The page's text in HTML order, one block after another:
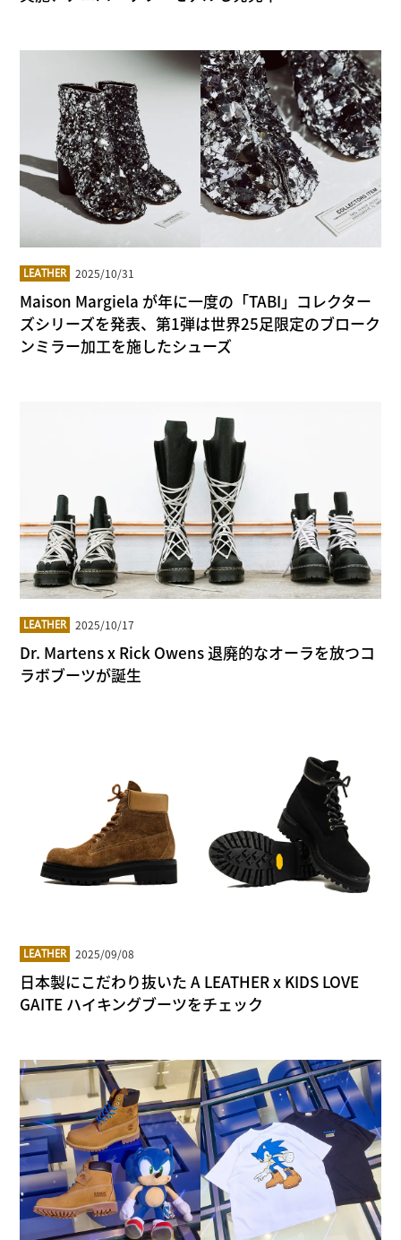
LEATHER 2025/10/31
Maison Margiela が年に一度の「TABI」コレクター
ズシリーズを発表、第1弾は世界25足限定のブローク
ンミラー加工を施したシューズ
LEATHER 2025/10/17
Dr. Martens x Rick Owens 退廃的なオーラを放つコ
ラボブーツが誕生
LEATHER 2025/09/08
日本製にこだわり抜いた A LEATHER x KIDS LOVE
GAITE ハイキングブーツをチェック